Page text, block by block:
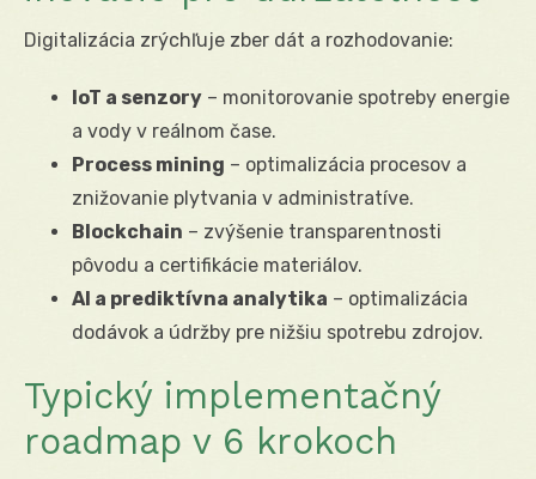
Digitalizácia zrýchľuje zber dát a rozhodovanie:
IoT a senzory – monitorovanie spotreby energie
a vody v reálnom čase.
Process mining – optimalizácia procesov a
znižovanie plytvania v administratíve.
Blockchain – zvýšenie transparentnosti
pôvodu a certifikácie materiálov.
AI a prediktívna analytika – optimalizácia
dodávok a údržby pre nižšiu spotrebu zdrojov.
Typický implementačný
roadmap v 6 krokoch